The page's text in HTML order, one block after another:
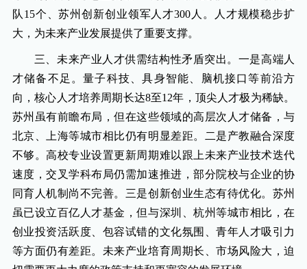
队15个、苏州创新创业领军人才300人。人才规模稳步扩
大，为未来产业发展提供了重要支撑。
三、未来产业人才供需结构性矛盾突出。一是高端人
才储备不足。量子科技、具身智能、脑机接口等前沿方
向，核心人才培养周期长达8至12年，顶尖人才极为稀缺。
苏州虽有前瞻布局，但在这些领域的高层次人才储备，与
北京、上海等城市相比仍有明显差距。二是产教融合深度
不够。高校专业设置更新周期难以跟上未来产业技术迭代
速度，交叉学科布局仍需加速推进，部分院校与企业的协
同育人机制尚不完善。三是创新创业生态有待优化。苏州
虽已设立百亿人才基金，但与深圳、杭州等城市相比，在
创业投资活跃度、包容试错的文化氛围、青年人才吸引力
等方面仍有差距。未来产业培育周期长、市场风险大，迫